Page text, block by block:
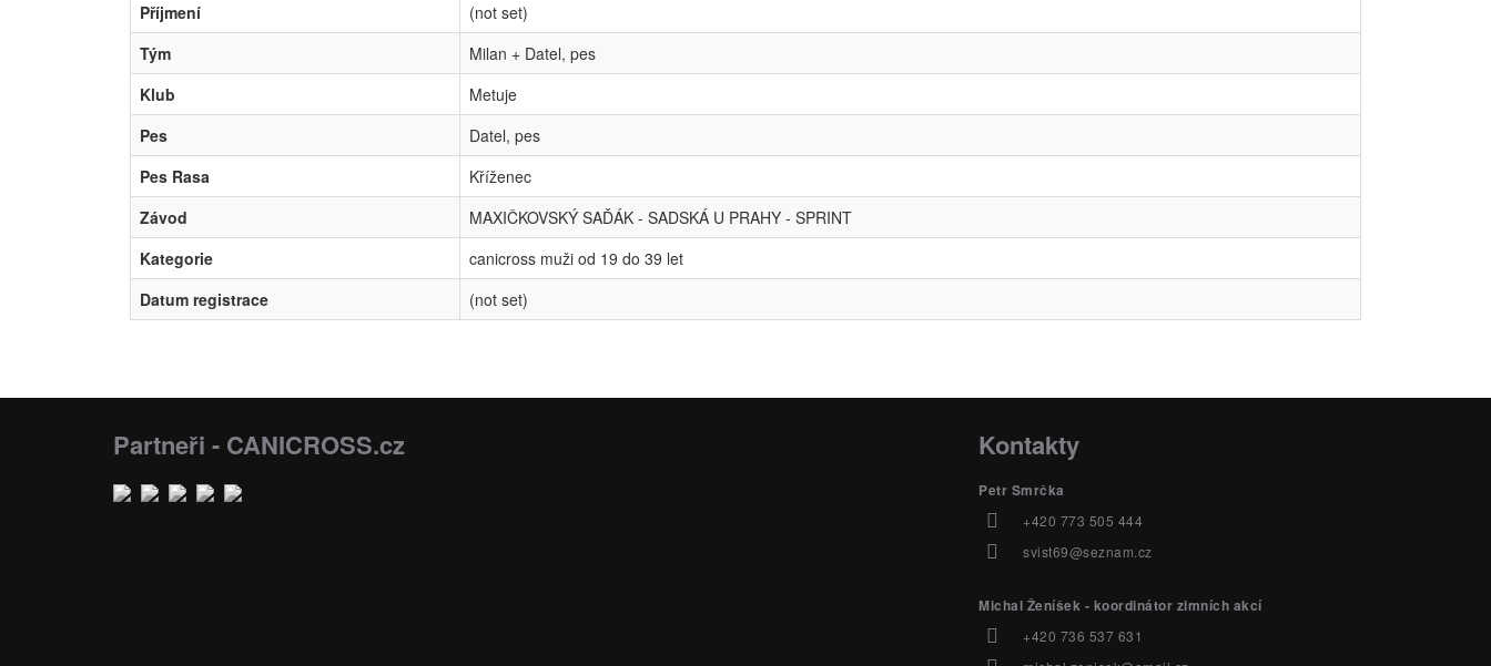
Příjmení
(not set)
Tým
Milan + Datel, pes
Klub
Metuje
Pes
Datel, pes
Pes Rasa
Kříženec
Závod
MAXIČKOVSKÝ SAĎÁK - SADSKÁ U PRAHY - SPRINT
Kategorie
canicross muži od 19 do 39 let
Datum registrace
(not set)
Partneři - CANICROSS.cz Kontakty
Petr Smrčka
+420 773 505 444
svist69@seznam.cz
Michal Ženíšek - koordinátor zimních akcí
+420 736 537 631